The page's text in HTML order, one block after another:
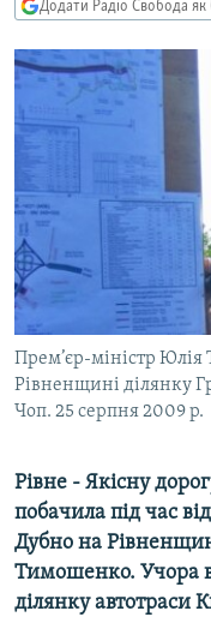
пошукуКУЛЬТУРА
СПОРТ
УКРАЇНА
КРИМ.РЕАЛІЇ
ТИ ЯК?
СХЕМИ
КИТАЙ.ВИКЛИКИ
МУЛЬТИМЕДІА
ФОТО
СПЕЦПРОЄКТИ
ПОДКАСТИ
КРИМ РЕАЛІЇ
РУС
КТАТ
ДОЛУЧАЙСЯ!
Додати Радіо Свобода
Прем’єр-міністр
Рівненщині ділянку
Чоп. 25 серпня 2009 р.
Рівне - Якісну
побачила під час
Дубно на
Тимошенко. Учора
ділянку автотраси